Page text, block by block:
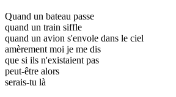
Quand un bateau passe
quand un train siffle
quand un avion s'envole dans le ciel
amèrement moi je me dis
que si ils n'existaient pas
peut-être alors
serais-tu là